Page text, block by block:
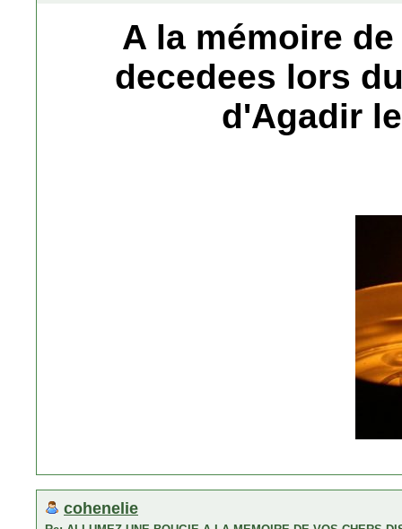
A la mémoire
decedees lors
d'Agadir
cohenelie